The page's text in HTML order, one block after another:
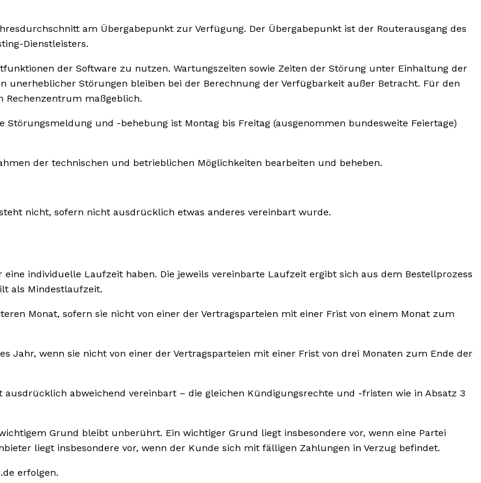
am Übergabepunkt zur Verfügung. Der Übergabepunkt ist der Routerausgang des
Dienstleisters.
der Software zu nutzen. Wartungszeiten sowie Zeiten der Störung unter Einhaltung der
unerheblicher Störungen bleiben bei der Berechnung der Verfügbarkeit außer Betracht. Für den
Rechenzentrum maßgeblich.
und -behebung ist Montag bis Freitag (ausgenommen bundesweite Feiertage)
der technischen und betrieblichen Möglichkeiten bearbeiten und beheben.
nicht, sofern nicht ausdrücklich etwas anderes vereinbart wurde.
individuelle Laufzeit haben. Die jeweils vereinbarte Laufzeit ergibt sich aus dem Bestellprozess
als Mindestlaufzeit.
Monat, sofern sie nicht von einer der Vertragsparteien mit einer Frist von einem Monat zum
Jahr, wenn sie nicht von einer der Vertragsparteien mit einer Frist von drei Monaten zum Ende der
abweichend vereinbart – die gleichen Kündigungsrechte und -fristen wie in Absatz 3
Grund bleibt unberührt. Ein wichtiger Grund liegt insbesondere vor, wenn eine Partei
liegt insbesondere vor, wenn der Kunde sich mit fälligen Zahlungen in Verzug befindet.
erfolgen.